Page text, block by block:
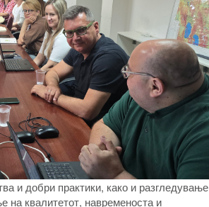
и добри практики, како и разгледување
на квалитетот, навременоста и